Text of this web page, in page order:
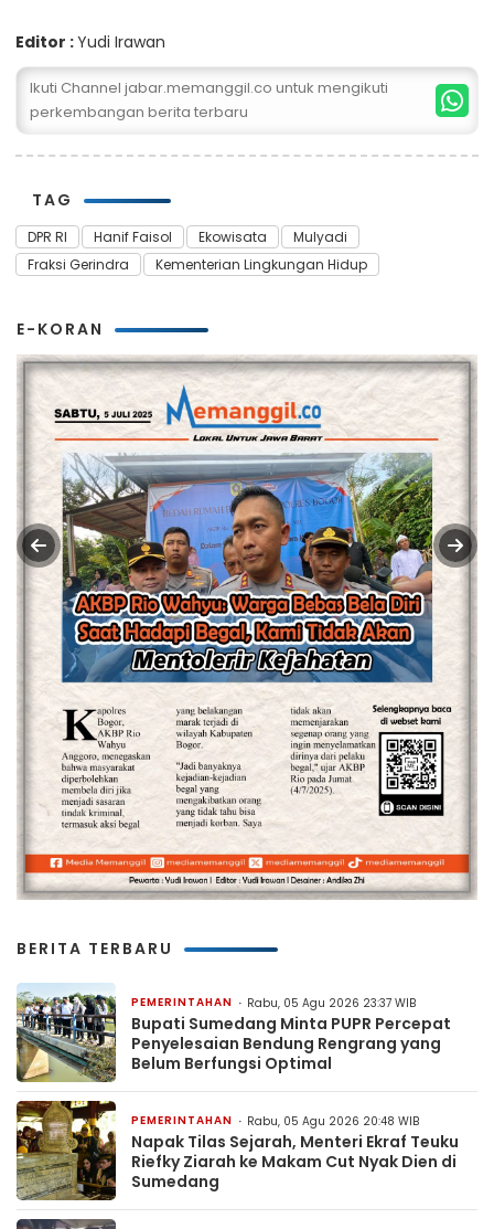
Editor :Yudi Irawan
Ikuti Channel jabar.memanggil.co untuk mengikuti
perkembangan berita terbaru
TAG
DPR RI Hanif Faisol Ekowisata
Mulyadi
Fraksi Gerindra
Kementerian Lingkungan Hidup
E-KORAN
BERITA TERBARU
PEMERINTAHAN Rabu, 05 Agu 2026 23:37 WIB
Bupati Sumedang Minta PUPR Percepat
Penyelesaian Bendung Rengrang yang
Belum Berfungsi Optimal
PEMERINTAHAN Rabu, 05 Agu 2026 20:48 WIB
Napak Tilas Sejarah, Menteri Ekraf Teuku
Riefky Ziarah ke Makam Cut Nyak Dien di
Sumedang